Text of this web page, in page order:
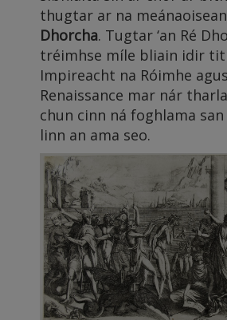
thugtar ar na
Dhorcha. Tugtar ‘an Ré
tréimhse míle bliain idir
Impireacht na Róimhe
Renaissance mar nár
chun cinn ná foghlama
linn an ama seo.